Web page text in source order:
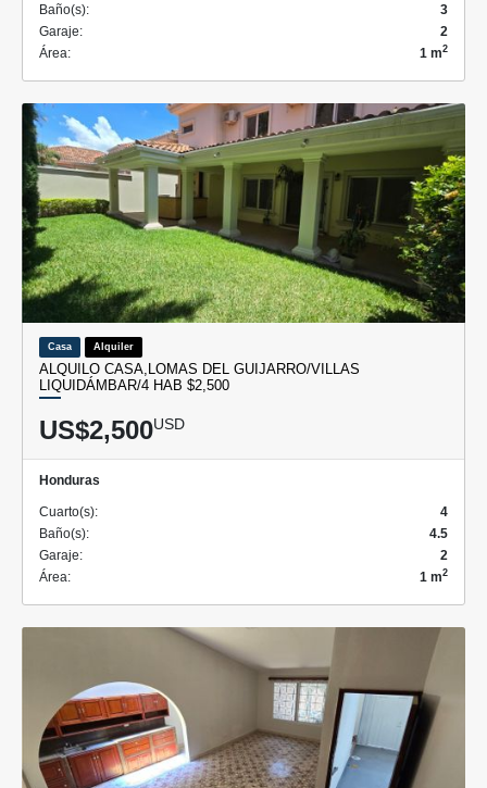
Baño(s):
3
Garaje:
2
Área:
1 m2
Casa Alquiler
ALQUILO CASA,LOMAS DEL GUIJARRO/VILLAS
LIQUIDÁMBAR/4 HAB $2,500
US$2,500USD
Honduras
Cuarto(s):
4
Baño(s):
4.5
Garaje:
2
Área:
1 m2